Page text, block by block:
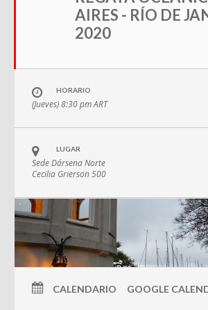
AIRES - RÍO DE
2020
HORARIO
(Jueves) 8:30 pmART
LUGAR
Sede Dársena Norte
Cecilia Grierson 500
CALENDARIO GOOGLE